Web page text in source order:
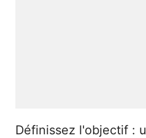
Définissez l'objectif :